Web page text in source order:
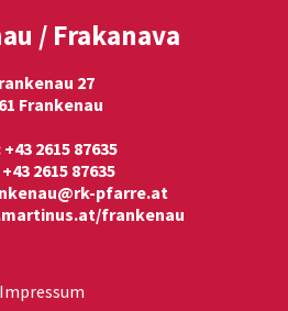
/ Frakanava
27
Frankenau
2615 87635
2615 87635
pfarre.at
frankenau
Impressum